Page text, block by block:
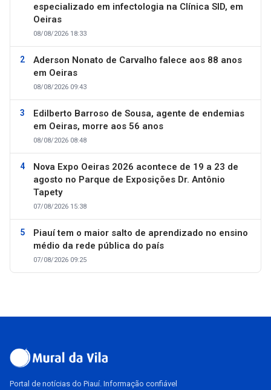
especializado em infectologia na Clínica SID, em
Oeiras
08/08/2026 18:33
Aderson Nonato de Carvalho falece aos 88 anos
em Oeiras
08/08/2026 09:43
Edilberto Barroso de Sousa, agente de endemias
em Oeiras, morre aos 56 anos
08/08/2026 08:48
Nova Expo Oeiras 2026 acontece de 19 a 23 de
agosto no Parque de Exposições Dr. Antônio
Tapety
07/08/2026 15:38
Piauí tem o maior salto de aprendizado no ensino
médio da rede pública do país
07/08/2026 09:25
Portal de notícias do Piauí. Informação confiável